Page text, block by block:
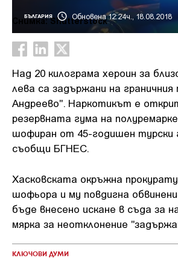
БЪЛГАРИЯ Обновена 12:24ч., 18.08.2018
Снимка: Shutterstock
Над 20 килограма хероин за
лева са задържани на
Андреево". Наркотикът е
резервната гума на
шофиран от 45-годишен турски
съобщи БГНЕС.
Хасковската окръжна
шофьора и му повдигна
бъде внесено искане в съда за
мярка за неотклонение
КЛЮЧОВИ ДУМИ